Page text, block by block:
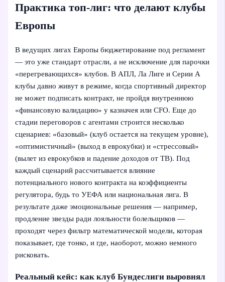
Практика топ‑лиг: что делают клубы
Европы
В ведущих лигах Европы бюджетирование под регламент
— это уже стандарт отрасли, а не исключение для парочки
«перегревающихся» клубов. В АПЛ, Ла Лиге и Серии A
клубы давно живут в режиме, когда спортивный директор
не может подписать контракт, не пройдя внутреннюю
«финансовую валидацию» у казначея или CFO. Еще до
стадии переговоров с агентами строится несколько
сценариев: «базовый» (клуб остается на текущем уровне),
«оптимистичный» (выход в еврокубки) и «стрессовый»
(вылет из еврокубков и падение доходов от ТВ). Под
каждый сценарий рассчитывается влияние
потенциального нового контракта на коэффициенты
регулятора, будь то УЕФА или национальная лига. В
результате даже эмоциональные решения — например,
продление звезды ради лояльности болельщиков —
проходят через фильтр математической модели, которая
показывает, где тонко, и где, наоборот, можно немного
рисковать.
Реальный кейс: как клуб Бундеслиги выровнял